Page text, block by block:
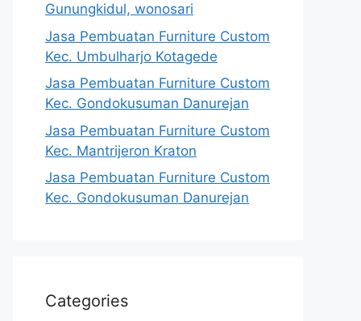
Gunungkidul, wonosari
Jasa Pembuatan Furniture Custom
Kec. Umbulharjo Kotagede
Jasa Pembuatan Furniture Custom
Kec. Gondokusuman Danurejan
Jasa Pembuatan Furniture Custom
Kec. Mantrijeron Kraton
Jasa Pembuatan Furniture Custom
Kec. Gondokusuman Danurejan
Categories